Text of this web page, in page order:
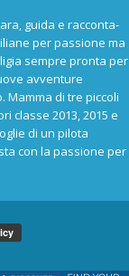
guida e racconta-
per passione ma
sempre pronta per
avventure
Mamma di tre piccoli
classe 2013, 2015 e
di un pilota
con la passione per